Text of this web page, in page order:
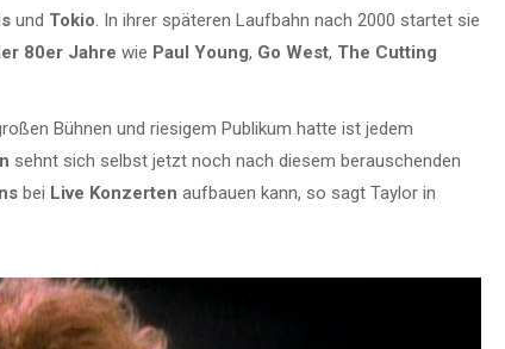
und Tokio. In ihrer späteren Laufbahn nach 2000 startet sie
80er Jahre wie Paul Young, Go West, The Cutting
Bühnen und riesigem Publikum hatte ist jedem
sehnt sich selbst jetzt noch nach diesem berauschenden
bei Live Konzerten aufbauen kann, so sagt Taylor in